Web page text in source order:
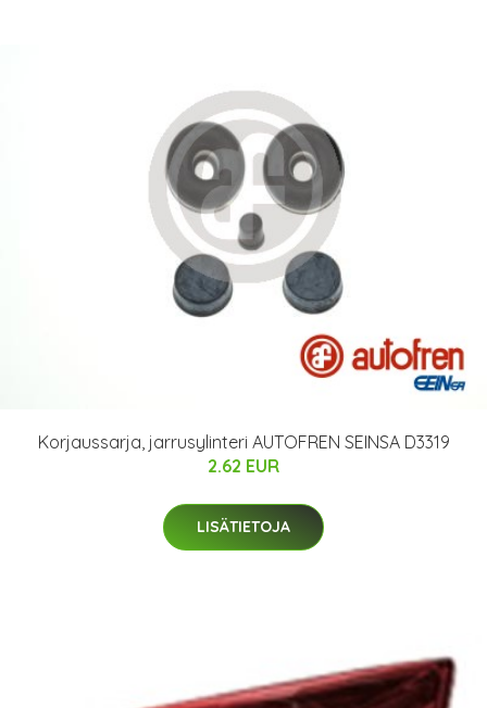
Korjaussarja, jarrusylinteri AUTOFREN SEINSA D3319
2.62 EUR
LISÄTIETOJA